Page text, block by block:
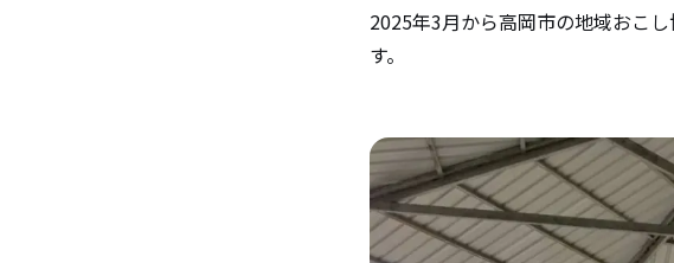
2025年3月から高岡市の地域おこ
す。